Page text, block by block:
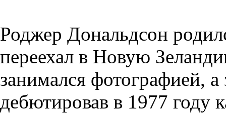
Роджер Дональдсон
переехал в Новую
занимался фотографией, а
дебютировав в 1977